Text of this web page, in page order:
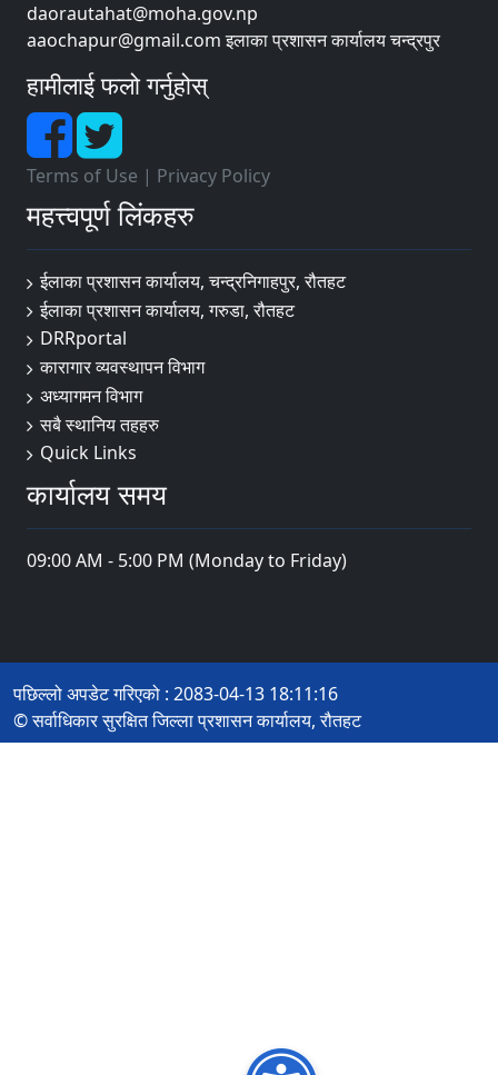
daorautahat@moha.gov.np
aaochapur@gmail.com इलाका प्रशासन कार्यालय चन्द्रपुर
हामीलाई फलो गर्नुहोस्
Terms of Use | Privacy Policy
महत्त्वपूर्ण लिंकहरु
ईलाका प्रशासन कार्यालय, चन्द्रनिगाहपुर, रौतहट
ईलाका प्रशासन कार्यालय, गरुडा, रौतहट
DRRportal
कारागार व्यवस्थापन विभाग
अध्यागमन विभाग
सबै स्थानिय तहहरु
Quick Links
कार्यालय समय
09:00 AM - 5:00 PM (Monday to Friday)
पछिल्लो अपडेट गरिएको : 2083-04-13 18:11:16
© सर्वाधिकार सुरक्षित जिल्ला प्रशासन कार्यालय, रौतहट